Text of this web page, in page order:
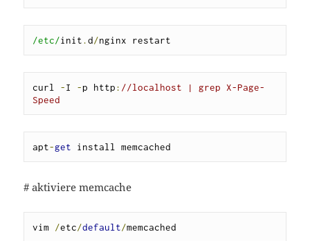
/etc/init.d/nginx restart
curl -I -p http: //localhost | grep X-Page-
Speed
apt-get install memcached
# aktiviere memcache
vim /etc/default/memcached